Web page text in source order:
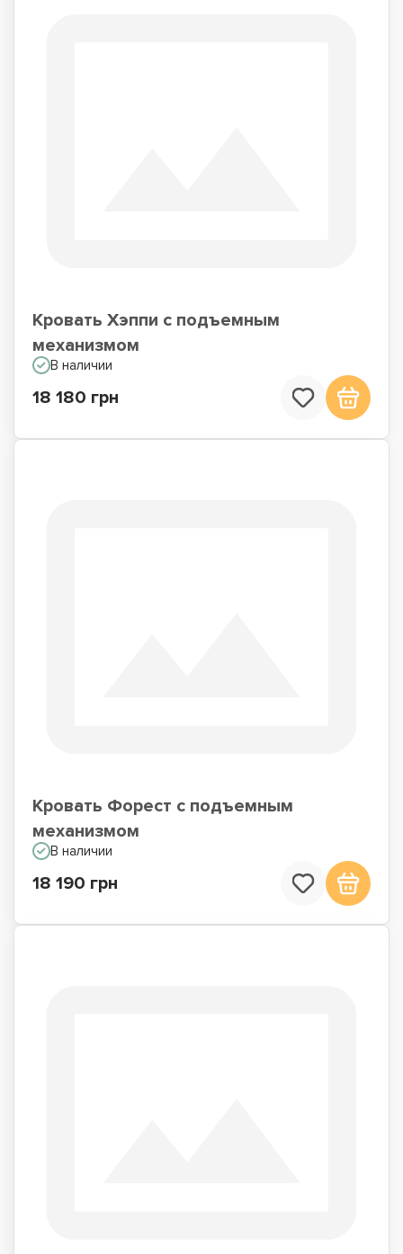
Кровать Хэппи с подъемным
механизмом
В наличии
18 180 грн
Кровать Форест с подъемным
механизмом
В наличии
18 190 грн